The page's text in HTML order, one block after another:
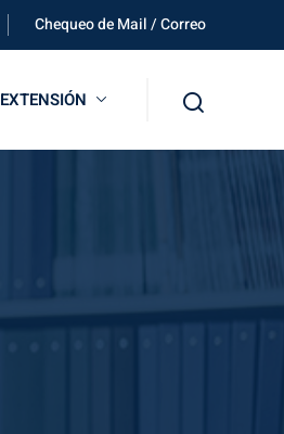
Chequeo de Mail / Correo
EXTENSIÓN